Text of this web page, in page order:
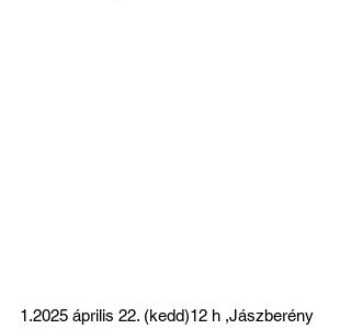
1.2025 április 22. (kedd)12 h ,Jászberény